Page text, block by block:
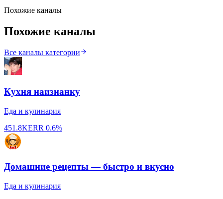
Похожие каналы
Похожие каналы
Все каналы категории
Кухня наизнанку
Еда и кулинария
451.8KERR 0.6%
Домашние рецепты — быстро и вкусно
Еда и кулинария